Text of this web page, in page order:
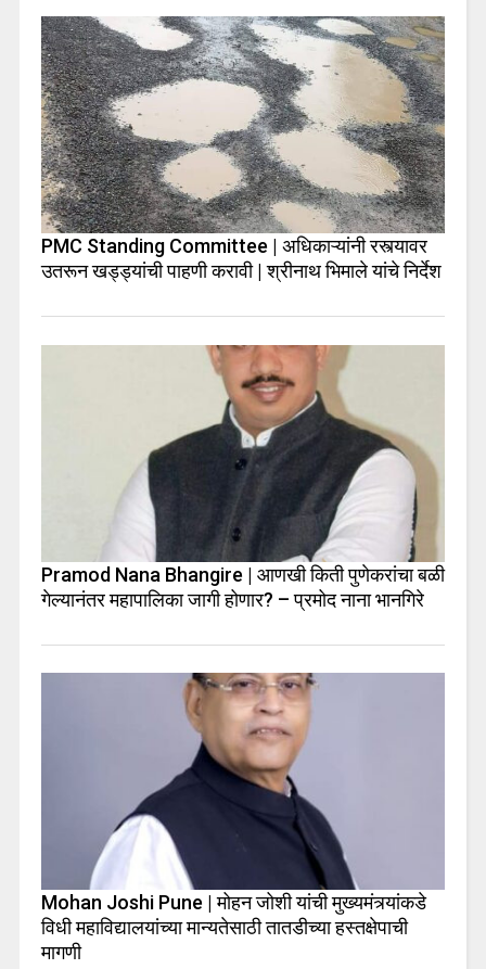
PMC Standing Committee | अधिकाऱ्यांनी रस्त्यावर
उतरून खड्ड्यांची पाहणी करावी | श्रीनाथ भिमाले यांचे निर्देश
Pramod Nana Bhangire | आणखी किती पुणेकरांचा बळी
गेल्यानंतर महापालिका जागी होणार? – प्रमोद नाना भानगिरे
Mohan Joshi Pune | मोहन जोशी यांची मुख्यमंत्र्यांकडे
विधी महाविद्यालयांच्या मान्यतेसाठी तातडीच्या हस्तक्षेपाची
मागणी